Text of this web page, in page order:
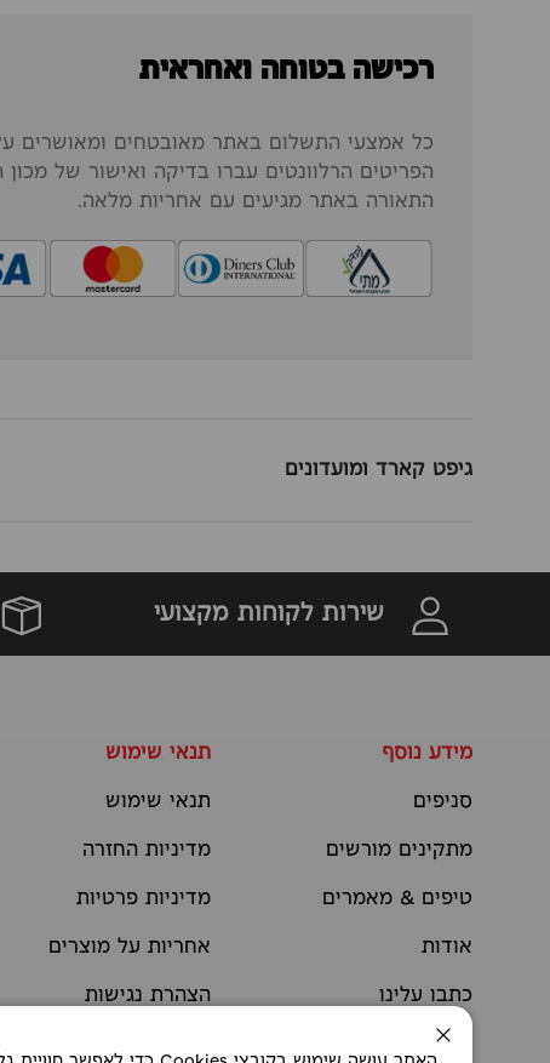
רכישה בטוחה ואחראית
כל אמצעי התשלום באתר מאובטחים ומאושרים
הפריטים הרלוונטים עברו בדיקה ואישור של מכון
התאורה באתר מגיעים עם אחריות מלאה.
גיפט קארד ומועדונים
שירות לקוחות מקצועי
מידע נוסף
סניפים
מתקינים מורשים
טיפים & מאמרים
אודות
כתבו עלינו
יצירת קשר
תנאי שימוש
תנאי שימוש
מדיניות החזרה
מדיניות פרטיות
אחריות על מוצרים
הצהרת נגישות